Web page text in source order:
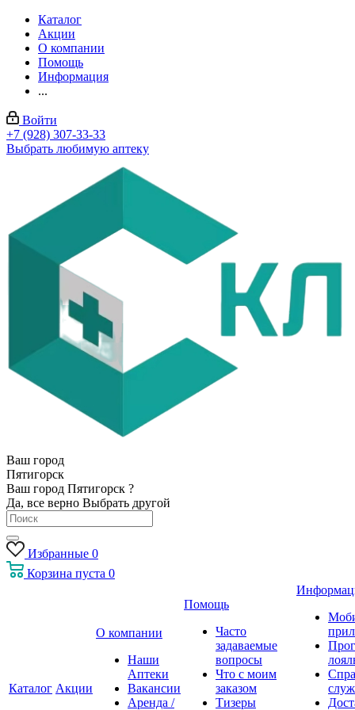
Каталог
Акции
О компании
Помощь
Информация
...
Войти
+7 (928) 307-33-33
Выбрать любимую аптеку
Ваш город
Пятигорск
Ваш город Пятигорск ?
Да, все верно Выбрать другой
Избранные 0
Корзина пуста 0
Каталог Акции
О компании
Наши
Аптеки
Вакансии
Аренда /
Помощь
Часто
задаваемые
вопросы
Что с моим
заказом
Тизеры